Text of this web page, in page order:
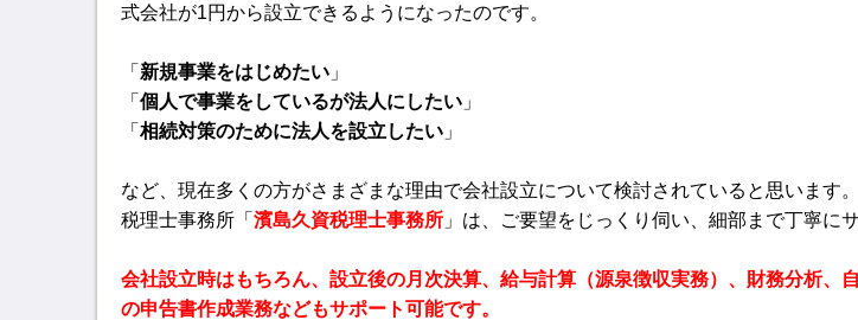
式会社が1円から設立できるようになったのです。
「 新規事業をはじめたい 」
「 個人で事業をしているが法人にしたい 」
「 相続対策のために法人を設立したい 」
など、現在多くの方がさまざまな理由で会社設立について検討されていると思います。
税理士事務所「 濱島久資税理士事務所 」は、ご要望をじっくり伺い、細部まで丁寧に
会社設立時はもちろん、設立後の月次決算、給与計算（源泉徴収実務）、財務分析、
の申告書作成業務などもサポート可能です。